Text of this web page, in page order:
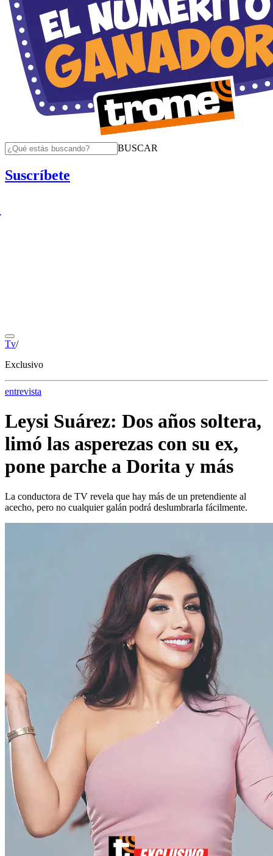
BUSCAR
Suscríbete
Tv/
Exclusivo
entrevista
Leysi Suárez: Dos años soltera,
limó las asperezas con su ex,
pone parche a Dorita y más
La conductora de TV revela que hay más de un pretendiente al
acecho, pero no cualquier galán podrá deslumbrarla fácilmente.